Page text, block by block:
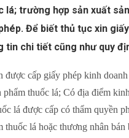
lá; trường hợp sản xuất
Để biết thủ tục xin
tin chi tiết cũng như quy
được cấp giấy phép kinh
phẩm thuốc lá; Có địa điểm
lá được cấp có thẩm quyền
thuốc lá hoặc thương nhân